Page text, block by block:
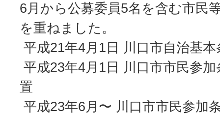
6月から公募委員5名を含む市民
を重ねました。
平成21年4月1日 川口市自治基本
平成23年4月1日 川口市市民参
置
平成23年6月〜 川口市市民参加